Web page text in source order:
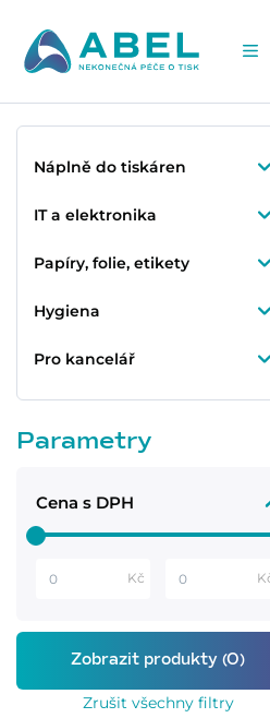
Náplně do tiskáren
IT a elektronika
Papíry, folie, etikety
Hygiena
Pro kancelář
Parametry
Cena s DPH
Kč
Zrušit všechny filtry